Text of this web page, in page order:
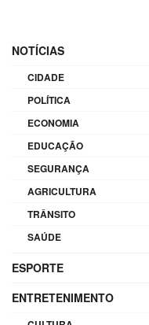
NOTÍCIAS
CIDADE
POLÍTICA
ECONOMIA
EDUCAÇÃO
SEGURANÇA
AGRICULTURA
TRÂNSITO
SAÚDE
ESPORTE
ENTRETENIMENTO